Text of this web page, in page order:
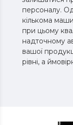
персоналу.
кількома
при цьому
надточному
вашої
рівні, а